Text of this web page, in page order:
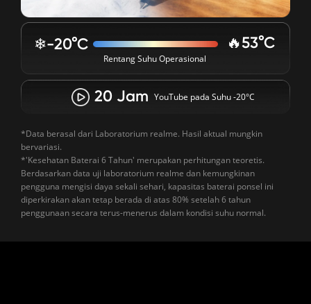
*Data berasal dari Laboratorium realme. Hasil aktual mungkin
bervariasi.
*'Kesehatan Baterai 6 Tahun' merupakan perhitungan teoretis.
Berdasarkan data uji laboratorium realme dan kemungkinan
pengguna mengisi daya sekali sehari, kapasitas baterai ponsel ini
diperkirakan akan tetap berada di atas 80% setelah 6 tahun
penggunaan secara terus-menerus dalam kondisi suhu normal.
❄-20°C 🔥53°C
Rentang Suhu Operasional
20 Jam YouTube pada Suhu -20°C